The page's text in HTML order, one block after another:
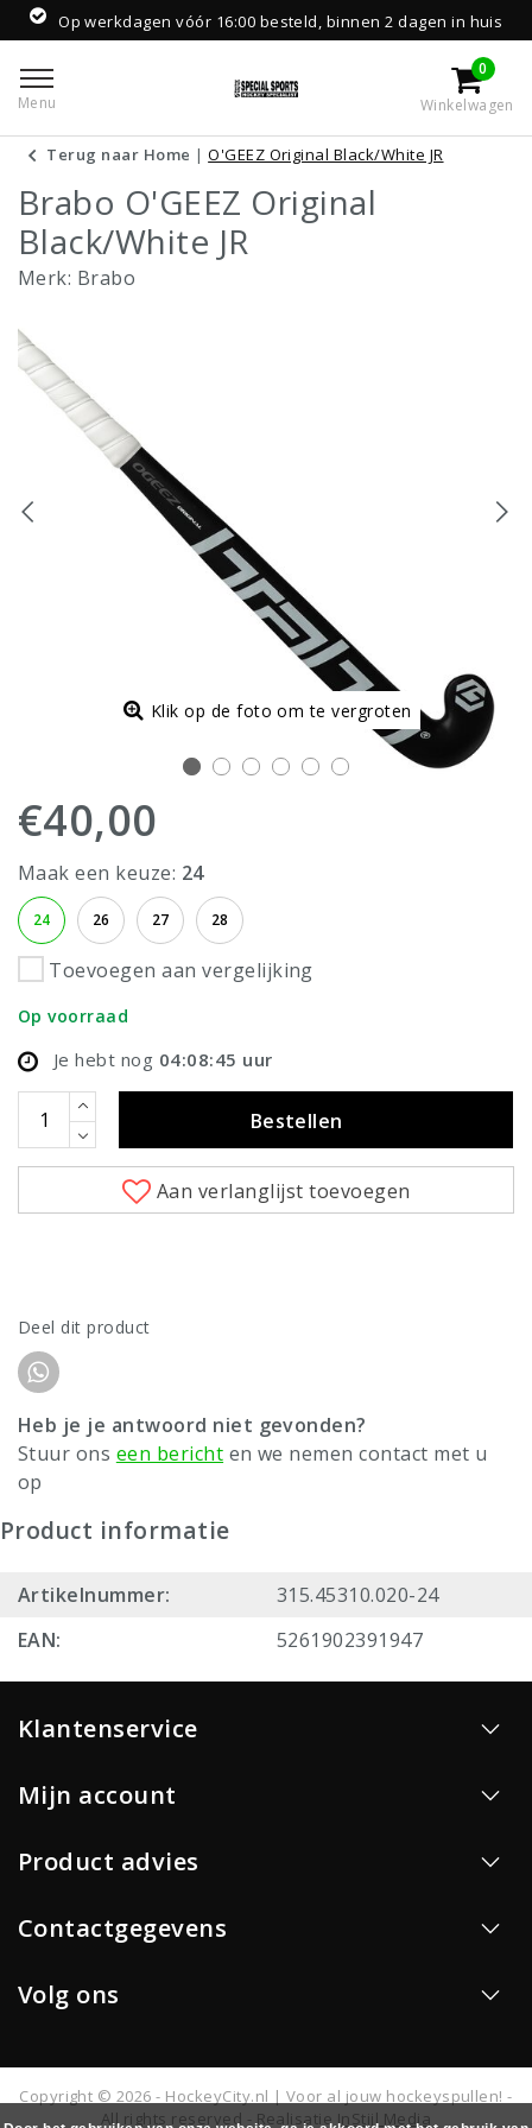
Op werkdagen vóór 16:00 besteld, binnen 2 dagen in huis
Menu
0
Winkelwagen
Terug naar Home |O'GEEZ Original Black/White JR
Brabo O'GEEZ Original
Black/White JR
Merk: Brabo
Klik op de foto om te vergroten
€40,00
Maak een keuze: 24
24 26 27 28
Toevoegen aan vergelijking
Op voorraad
Je hebt nog 04:08:45 uur
Bestellen
Aan verlanglijst toevoegen
Deel dit product
Heb je je antwoord niet gevonden?
Stuur ons een bericht en we nemen contact met u
op
Product informatie
Artikelnummer:
315.45310.020-24
EAN:
5261902391947
Klantenservice
Mijn account
Product advies
Contactgegevens
Volg ons
Copyright © 2026 - HockeyCity.nl | Voor al jouw hockeyspullen! -
All rights reserved - Realisatie InStijl Media